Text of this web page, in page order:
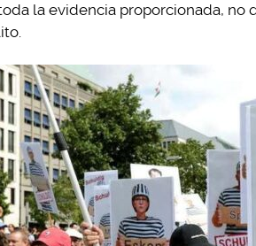
la evidencia proporcionada, no